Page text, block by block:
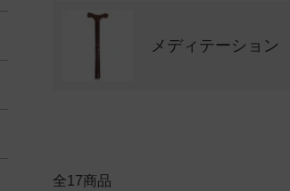
メディテーション
全17商品